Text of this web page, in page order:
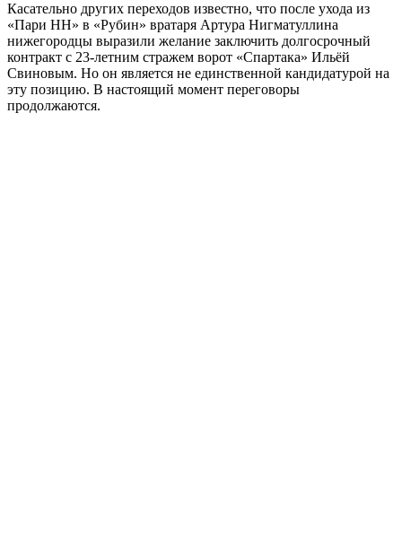
Касательно других переходов известно, что после ухода из
«Пари НН» в «Рубин» вратаря Артура Нигматуллина
нижегородцы выразили желание заключить долгосрочный
контракт с 23-летним стражем ворот «Спартака» Ильёй
Свиновым. Но он является не единственной кандидатурой на
эту позицию. В настоящий момент переговоры
продолжаются.